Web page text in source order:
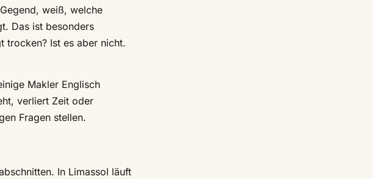
weiß, welche
Das ist besonders
trocken? Ist es aber nicht.
Makler Englisch
verliert Zeit oder
Fragen stellen.
In Limassol läuft